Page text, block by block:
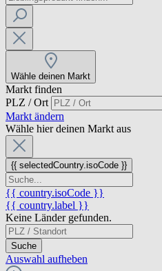
Wähle deinen Markt
Markt finden
PLZ / Ort
Markt ändern
Wähle hier deinen Markt aus
{{ selectedCountry.isoCode }}
{{ country.isoCode }}
{{ country.label }}
Keine Länder gefunden.
Suche
Auswahl aufheben